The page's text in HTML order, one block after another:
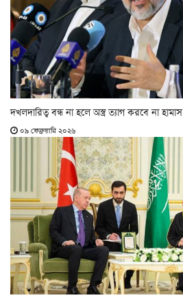
দখলদারিত্ব বন্ধ না হলে অস্ত্র ত্যাগ করবে না হামাস
০৯ ফেব্রুয়ারি ২০২৬